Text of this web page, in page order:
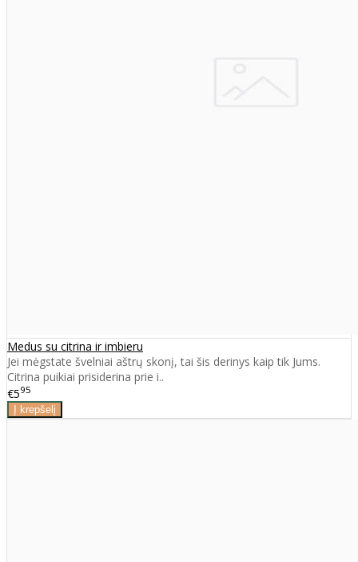
Medus su citrina ir imbieru
Jei mėgstate švelniai aštrų skonį, tai šis derinys kaip tik Jums.
Citrina puikiai prisiderina prie i..
€595